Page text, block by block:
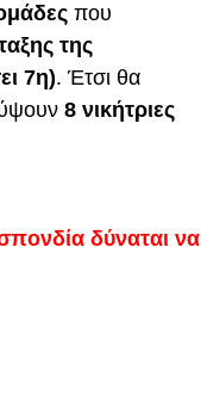
που
της
7η). Έτσι θα
8 νικήτριες
δύναται να